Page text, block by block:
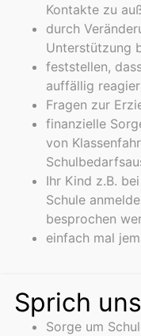
Kontakte zu
durch
Unterstützung
feststellen,
auffällig
Fragen zur
finanzielle
von
Ihr Kind z.B.
Schule
besprochen
einfach mal
Sprich
Sorge um